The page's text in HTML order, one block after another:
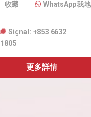
收藏 WhatsApp我地
Signal: +853 6632
1805
更多詳情